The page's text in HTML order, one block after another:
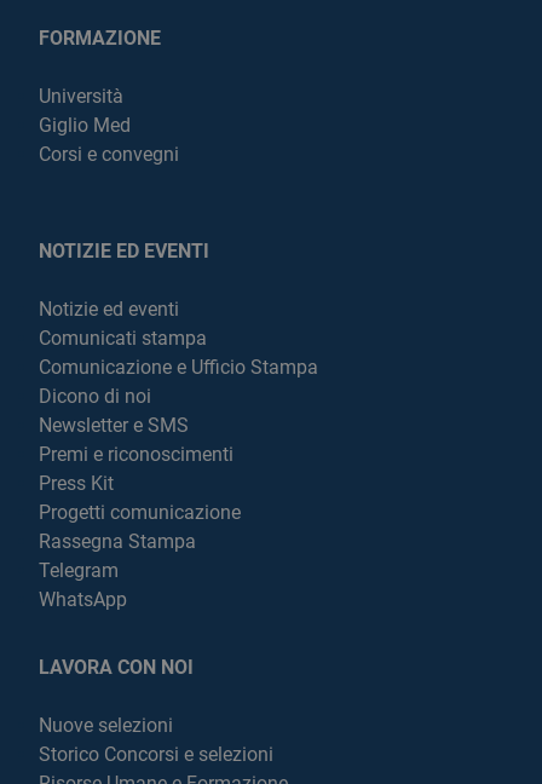
FORMAZIONE
Università
Giglio Med
Corsi e convegni
NOTIZIE ED EVENTI
Notizie ed eventi
Comunicati stampa
Comunicazione e Ufficio Stampa
Dicono di noi
Newsletter e SMS
Premi e riconoscimenti
Press Kit
Progetti comunicazione
Rassegna Stampa
Telegram
WhatsApp
LAVORA CON NOI
Nuove selezioni
Storico Concorsi e selezioni